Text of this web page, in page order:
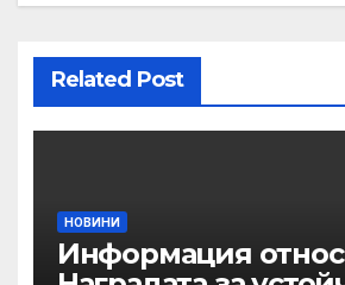
Related Post
НОВИНИ
Информация